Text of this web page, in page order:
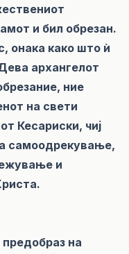
и бил обрезан.
онака како што ѝ
архангелот
ние
на свети
Кесариски, чиј
самоодрекување,
и
на